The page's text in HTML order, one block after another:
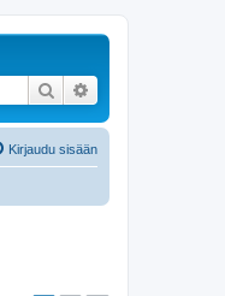
Etsi
Kirjaudu sisään